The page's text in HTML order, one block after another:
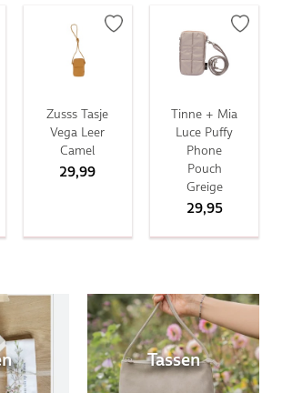
Zusss Tasje
Vega Leer
Camel
29,99
Tinne + Mia
Luce Puffy
Phone
Pouch
Greige
29,95
Tassen